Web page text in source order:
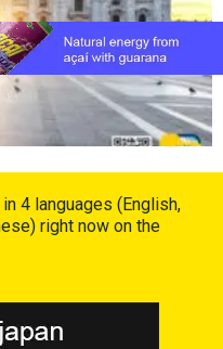
4 languages (English,
right now on the